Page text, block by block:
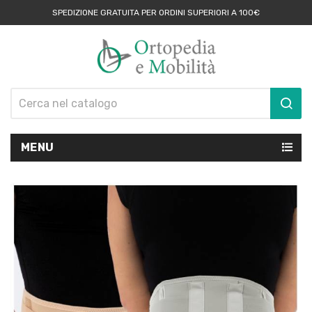
SPEDIZIONE GRATUITA PER ORDINI SUPERIORI A 100€
MENU